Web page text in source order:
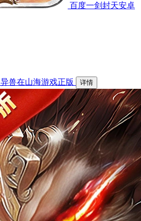
百度一剑封天安卓
异兽在山海游戏正版 详情